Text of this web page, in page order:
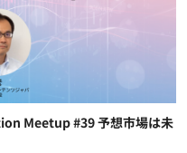
Meetup #39 予想市場は未